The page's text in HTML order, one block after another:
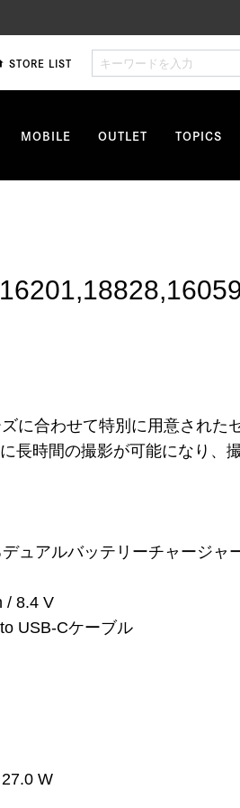
STORE LIST
MOBILE OUTLET TOPICS
に合わせて特別に用意された
長時間の撮影が可能になり、
ュアルバッテリーチャージャ
/ 8.4 V
USB-Cケーブル
W